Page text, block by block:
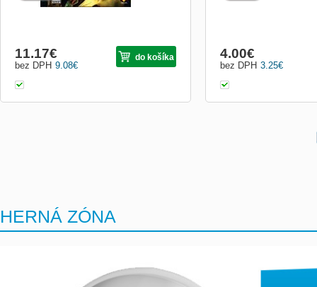
9.08€
bez DPH
11.17€ do košíka
3.25€
bez DPH
4.00€
HERNÁ ZÓNA